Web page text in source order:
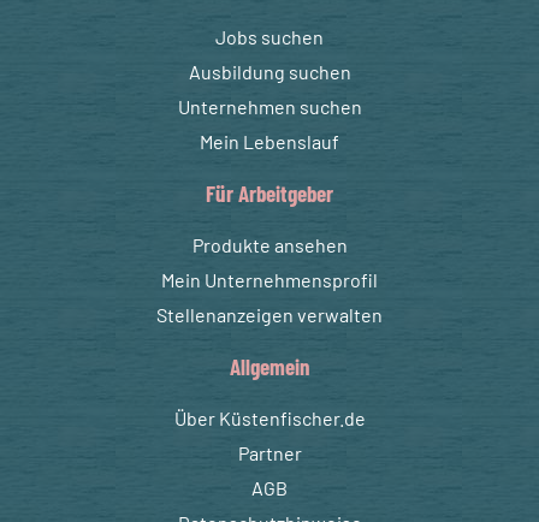
Jobs suchen
Ausbildung suchen
Unternehmen suchen
Mein Lebenslauf
Für Arbeitgeber
Produkte ansehen
Mein Unternehmensprofil
Stellenanzeigen verwalten
Allgemein
Über Küstenfischer.de
Partner
AGB